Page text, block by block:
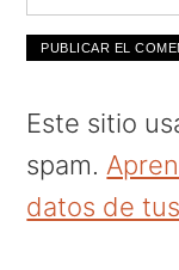
Este sitio
spam.
datos de